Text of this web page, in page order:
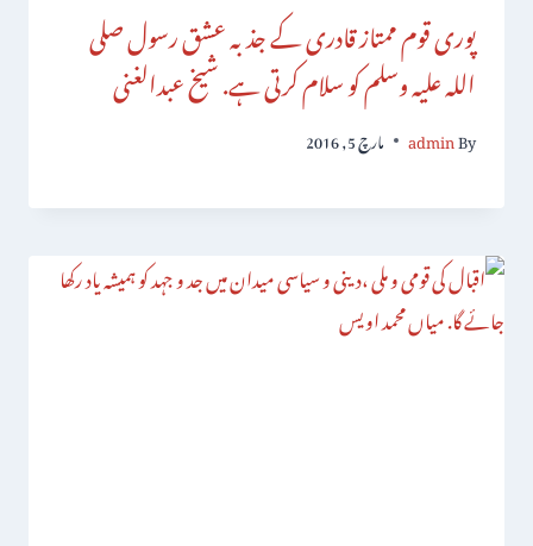
پوری قوم ممتاز قادری کے جذبہ عشق رسول صلی
اللہ علیہ وسلم کو سلام کرتی ہے. شیخ عبدالغنی
By
admin مارچ 5, 2016